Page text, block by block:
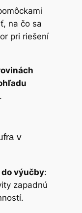
na čo sa
pri riešení
v
výučby:
zapadnú